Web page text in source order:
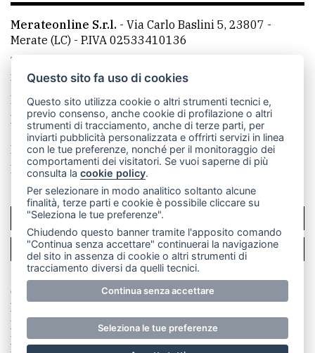
Merateonline S.r.l. - Via Carlo Baslini 5, 23807 -
Merate (LC) - P.IVA 02533410136
Telefono:
mail: redazione@leccoonline.com
La redazione
MerateOnline CasateOnline
RSS
Made by VIP
Privacy policy
Cookie policy
Rivedi le tue scelte sui cookie
SCRIVICI
PER LA TUA PUBBLICITÀ
© Copyright Merateonline S.r.l. - Tutti i diritti riservati.
E' proibita la riproduzione e pubblicazione anche
parziale di testi, articoli e immagini senza la
preventiva autorizzazione scritta dell'editore. RI Lecco
Questo sito fa uso di cookies
Questo sito utilizza cookie o altri strumenti tecnici e,
previo consenso, anche cookie di profilazione o altri
strumenti di tracciamento, anche di terze parti, per
inviarti pubblicità personalizzata e offrirti servizi in linea
con le tue preferenze, nonché per il monitoraggio dei
comportamenti dei visitatori. Se vuoi saperne di più
consulta lacookie policy.
Per selezionare in modo analitico soltanto alcune
finalità, terze parti e cookie è possibile cliccare su
"Seleziona le tue preferenze".
Chiudendo questo banner tramite l'apposito comando
"Continua senza accettare" continuerai la navigazione
del sito in assenza di cookie o altri strumenti di
tracciamento diversi da quelli tecnici.
Continua senza accettare
Seleziona le tue preferenze